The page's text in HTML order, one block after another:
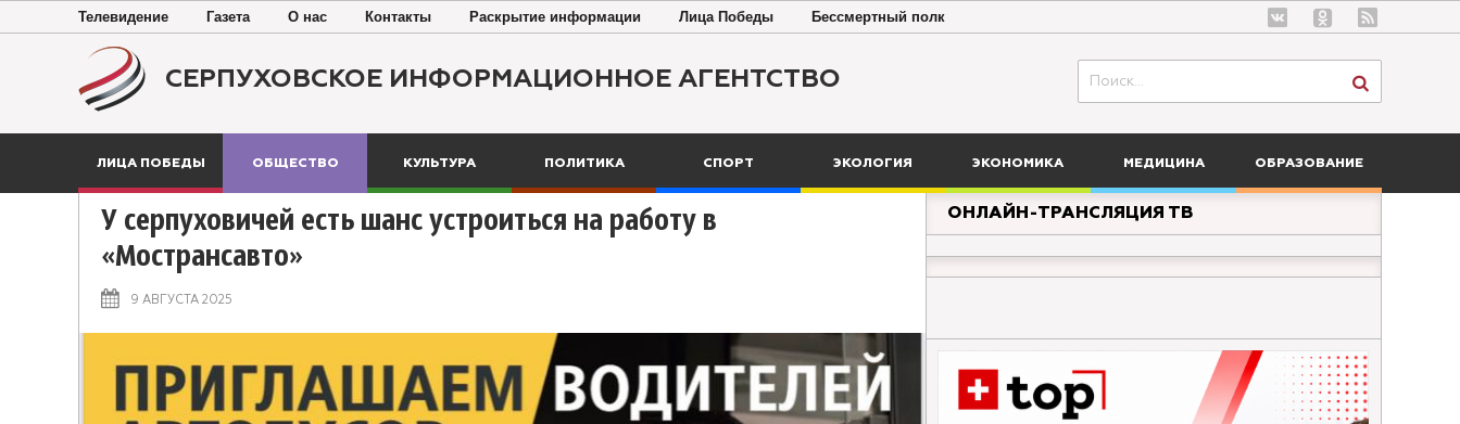
Телевидение Газета О нас Контакты Раскрытие информации Лица Победы Бессмертный полк
СЕРПУХОВСКОЕ ИНФОРМАЦИОННОЕ АГЕНТСТВО
ЛИЦА ПОБЕДЫ ОБЩЕСТВО КУЛЬТУРА ПОЛИТИКА СПОРТ ЭКОЛОГИЯ ЭКОНОМИКА МЕДИЦИНА ОБРАЗОВАНИЕ
У серпуховичей есть шанс устроиться на работу в
«Мострансавто»
9 АВГУСТА 2025
ОНЛАЙН-ТРАНСЛЯЦИЯ ТВ